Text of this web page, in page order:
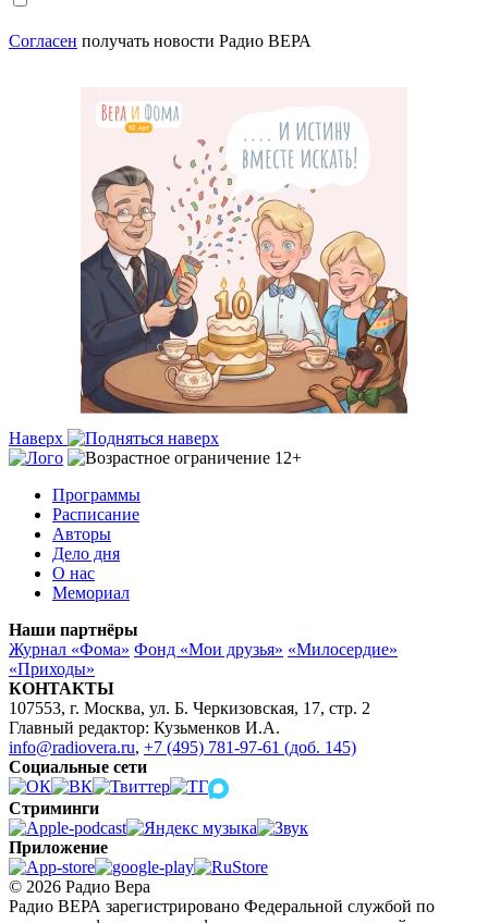
Согласен получать новости Радио ВЕРА
Наверх
Программы
Расписание
Авторы
Дело дня
О нас
Мемориал
Наши партнёры
Журнал «Фома» Фонд «Мои друзья» «Милосердие»
«Приходы»
КОНТАКТЫ
107553, г. Москва, ул. Б. Черкизовская, 17, стр. 2
Главный редактор: Кузьменков И.А.
info@radiovera.ru, +7 (495) 781-97-61 (доб. 145)
Социальные сети
Стриминги
Приложение
© 2026 Радио Вера
Радио ВЕРА зарегистрировано Федеральной службой по